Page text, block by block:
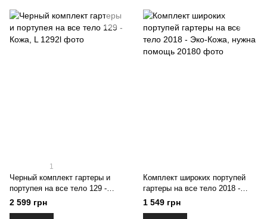
1
Черный комплект гартеры и
портупея на все тело 129 -
Кожа, L
2 599 грн
Комплект широких портупей
гартеры на все тело 2018 -
Эко-Кожа, нужна помощь
1 549 грн